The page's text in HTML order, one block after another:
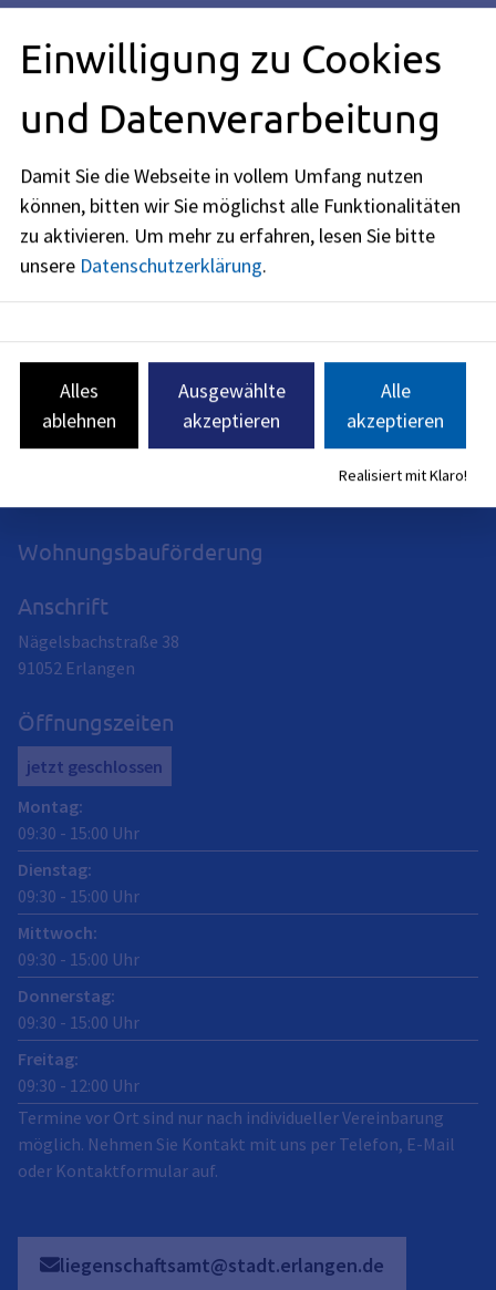
Kosten
Rechtsgrundlagen
Weiterführende Links
Verwandte Themen
Redaktionell verantwortlich: Bayerisches Staatsministerium
für Wohnen, Bau und Verkehr (siehe
BayernPortal )
Wohnungsbauförderung
Anschrift
Nägelsbachstraße 38
91052 Erlangen
Öffnungszeiten
jetzt geschlossen
Montag:
09:30 - 15:00 Uhr
Dienstag:
09:30 - 15:00 Uhr
Mittwoch:
09:30 - 15:00 Uhr
Donnerstag:
09:30 - 15:00 Uhr
Freitag:
09:30 - 12:00 Uhr
Termine vor Ort sind nur nach individueller Vereinbarung
möglich. Nehmen Sie Kontakt mit uns per Telefon, E-Mail
oder Kontaktformular auf.
liegenschaftsamt@stadt.erlangen.de
Einwilligung zu Cookies
und Datenverarbeitung
Damit Sie die Webseite in vollem Umfang nutzen
können, bitten wir Sie möglichst alle Funktionalitäten
zu aktivieren. Um mehr zu erfahren, lesen Sie bitte
unsere Datenschutzerklärung.
Alles
ablehnen
Ausgewählte
akzeptieren
Alle
akzeptieren
Realisiert mit Klaro!